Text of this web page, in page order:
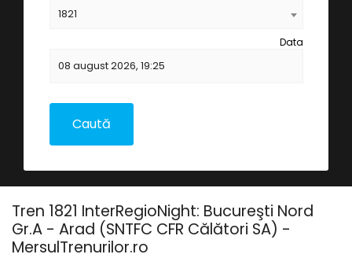
1821
Data
Tren 1821 InterRegioNight: Bucureşti Nord
Gr.A - Arad (SNTFC CFR Călători SA) -
MersulTrenurilor.ro